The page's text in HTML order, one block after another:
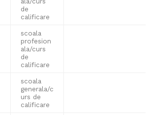
de
calificare
scoala
profesion
ala/curs
de
calificare
scoala
generala/c
urs de
calificare